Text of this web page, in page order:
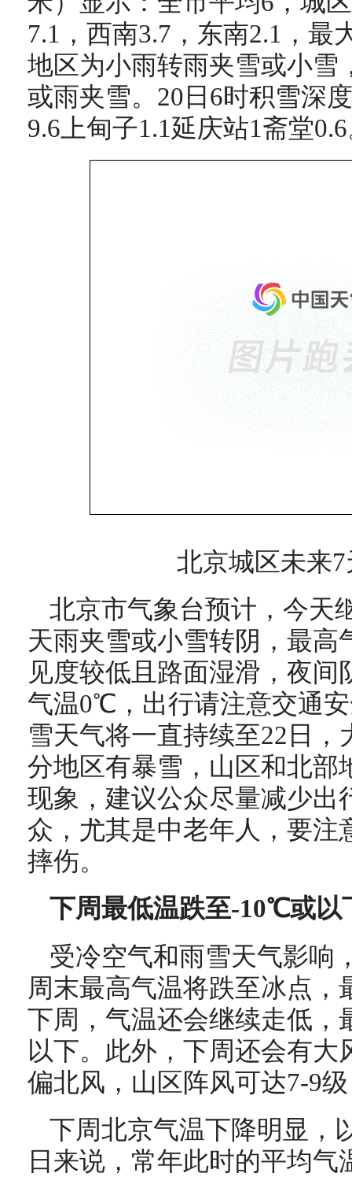
7.1，西南3.7，东南2.1，最
地区为小雨转雨夹雪或小雪
或雨夹雪。20日6时积雪深
9.6上甸子1.1延庆站1斋堂
北京城区未来
北京市气象台预计，今天
天雨夹雪或小雪转阴，最
见度较低且路面湿滑，夜
气温0℃，出行请注意交通
雪天气将一直持续至22日
分地区有暴雪，山区和北部
现象，建议公众尽量减少出
众，尤其是中老年人，要注
摔伤。
下周最低温跌至-10℃或以
受冷空气和雨雪天气影响
周末最高气温将跌至冰点
下周，气温还会继续走低
以下。此外，下周还会有大
偏北风，山区阵风可达7-9
下周北京气温下降明显，
日来说，常年此时的平均